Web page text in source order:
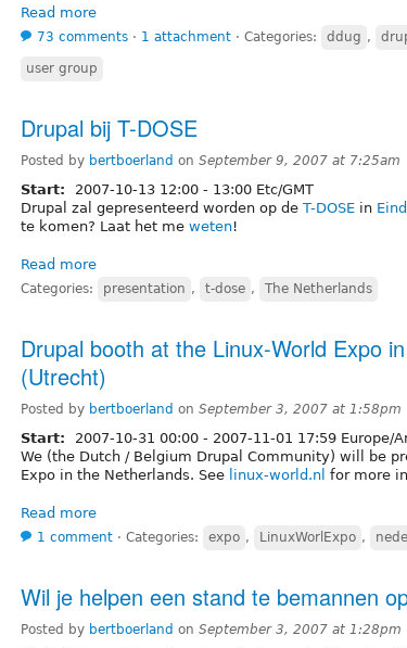
Read more
73 comments ⋅ 1 attachment ⋅ Categories: ddug ,
user group
Drupal bij T-DOSE
Posted by bertboerland on September 9, 2007 at 7:25am
Start: 2007-10-13 12:00 - 13:00 Etc/GMT
Drupal zal gepresenteerd worden op de T-DOSE in
te komen? Laat het me weten!
Read more
Categories: presentation , t-dose , The Netherlands
Drupal booth at the Linux-World Expo
(Utrecht)
Posted by bertboerland on September 3, 2007 at 1:58pm
Start: 2007-10-31 00:00 - 2007-11-01 17:59 Europe/
We (the Dutch / Belgium Drupal Community) will be
Expo in the Netherlands. See linux-world.nl for more
Read more
1 comment ⋅ Categories: expo , LinuxWorlExpo ,
Wil je helpen een stand te bemannen
Posted by bertboerland on September 3, 2007 at 1:28pm